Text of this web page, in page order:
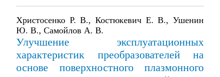
Христосенко Р. В., Костюкевич Е. В., Ушенин
Ю. В., Самойлов А. В.
Улучшение эксплуатационных
характеристик преобразователей на
основе поверхностного плазмонного